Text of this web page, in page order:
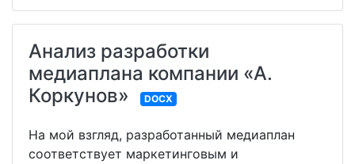
Анализ разработки
медиаплана компании «А.
Коркунов»
DOCX
На мой взгляд, разработанный медиаплан
соответствует маркетинговым и